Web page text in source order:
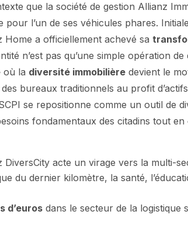
que la société de gestion Allianz
l’un de ses véhicules phares.
Home a officiellement achevé sa
n’est pas qu’une simple opération
où la diversité immobilière devient le
bureaux traditionnels au profit
se repositionne comme un outil de
fondamentaux des citadins tout
DiversCity acte un virage vers la multi-
du dernier kilomètre, la santé,
d’euros dans le secteur de la logistique